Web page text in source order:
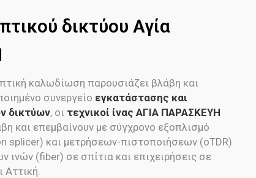
δικτύου Αγία
καλωδίωση παρουσιάζει βλάβη και
συνεργείο εγκατάστασης και
δικτύων, οι τεχνικοί ίνας ΑΓΙΑ ΠΑΡΑΣΚΕΥΗ
και επεμβαίνουν με σύγχρονο εξοπλισμό
splicer) και μετρήσεων-πιστοποιήσεων (oTDR)
ινών (fiber) σε σπίτια και επιχειρήσεις σε
Αττική.